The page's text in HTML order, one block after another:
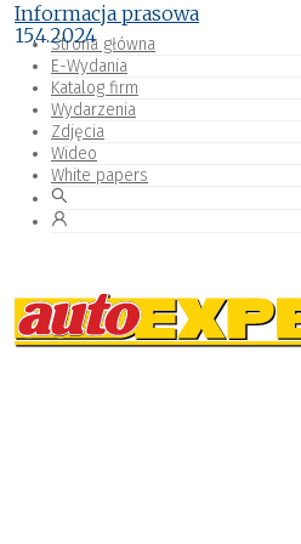
Strona główna
E-Wydania
Katalog firm
Wydarzenia
Zdjęcia
Wideo
White papers
Informacja prasowa
15.4.2024